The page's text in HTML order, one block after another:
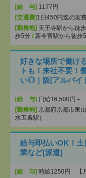
[給 与] 1177円
[交通費] 1日450円迄の実
[勤務地] 天王寺駅から徒
歩5分 / 新今宮駅から徒歩
好きな場所で働け
トも！来社不要！
い◎｜阪[アルバイ
[給 与] 日給16,500円～
[勤務地] 京都府京都市東
水五条駅）
給与即払いOK！
業など[派遣]
[給 与] 時給1250円 【